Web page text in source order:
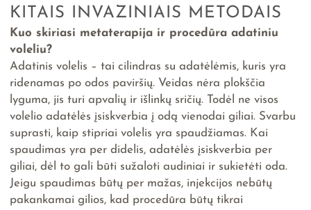
KITAIS INVAZINIAIS METODAIS
Kuo skiriasi metaterapija ir procedūra adatiniu
voleliu?
Adatinis volelis – tai cilindras su adatėlėmis, kuris yra
ridenamas po odos paviršių. Veidas nėra plokščia
lyguma, jis turi apvalių ir išlinkų sričių. Todėl ne visos
volelio adatėlės įsiskverbia į odą vienodai giliai. Svarbu
suprasti, kaip stipriai volelis yra spaudžiamas. Kai
spaudimas yra per didelis, adatėlės įsiskverbia per
giliai, dėl to gali būti sužaloti audiniai ir sukietėti oda.
Jeigu spaudimas būtų per mažas, injekcijos nebūtų
pakankamai gilios, kad procedūra būtų tikrai